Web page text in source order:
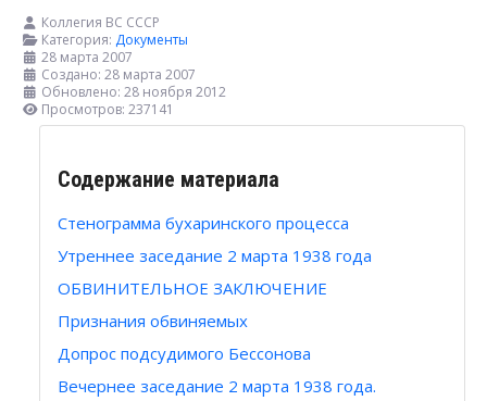
Коллегия ВС СССР
Категория: Документы
28 марта 2007
Создано: 28 марта 2007
Обновлено: 28 ноября 2012
Просмотров: 237141
Содержание материала
Стенограмма бухаринского процесса
Утреннее заседание 2 марта 1938 года
ОБВИНИТЕЛЬНОЕ ЗАКЛЮЧЕНИЕ
Признания обвиняемых
Допрос подсудимого Бессонова
Вечернее заседание 2 марта 1938 года.